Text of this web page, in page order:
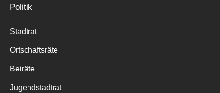
Politik
Stadtrat
Ortschaftsräte
Beiräte
Jugendstadtrat